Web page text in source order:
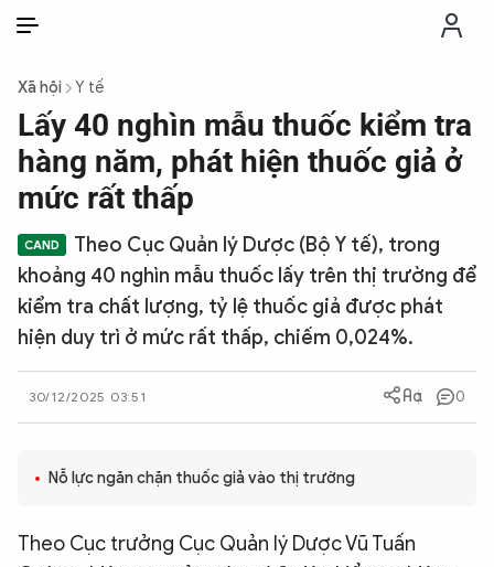
THỜI SỰ
CHỐNG DIỄN BIẾN HÒA BÌNH
CÔNG AN TRONG LÒNG DÂN
XÃ HỘI
Xã hội Y tế
Lấy 40 nghìn mẫu thuốc kiểm tra
hàng năm, phát hiện thuốc giả ở
mức rất thấp
Theo Cục Quản lý Dược (Bộ Y tế), trong
khoảng 40 nghìn mẫu thuốc lấy trên thị trường để
kiểm tra chất lượng, tỷ lệ thuốc giả được phát
hiện duy trì ở mức rất thấp, chiếm 0,024%.
30/12/2025 03:51 0
Nỗ lực ngăn chặn thuốc giả vào thị trường
Theo Cục trưởng Cục Quản lý Dược Vũ Tuấn